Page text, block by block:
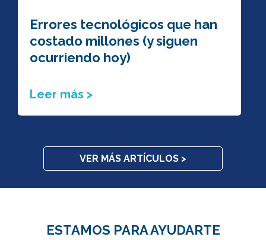
Errores tecnológicos que han
costado millones (y siguen
ocurriendo hoy)
Leer más >
VER MÁS ARTÍCULOS >
ESTAMOS PARA AYUDARTE